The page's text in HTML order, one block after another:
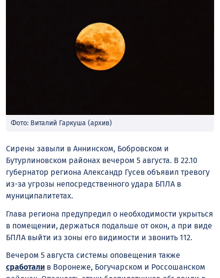
Фото: Виталий Гаркуша (архив)
Сирены завыли в Аннинском, Бобровском и
Бутурлиновском районах вечером 5 августа. В 22.10
губернатор региона Александр Гусев объявил тревогу
из-за угрозы непосредственного удара БПЛА в
муниципалитетах.
Глава региона предупредил о необходимости укрыться
в помещении, держаться подальше от окон, а при виде
БПЛА выйти из зоны его видимости и звонить 112.
Вечером 5 августа системы оповещения также
сработали в Воронеже, Богучарском и Россошанском